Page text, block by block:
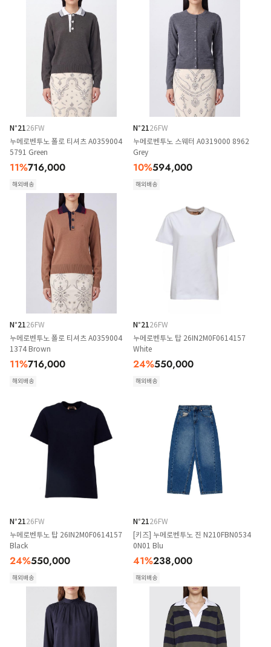
N°2126FW
누메로벤투노 폴로 티셔츠 A0359004
5791 Green
11%716,000
해외배송
N°2126FW
누메로벤투노 스웨터 A0319000 8962
Grey
10%594,000
해외배송
N°2126FW
누메로벤투노 폴로 티셔츠 A0359004
1374 Brown
11%716,000
해외배송
N°2126FW
누메로벤투노 탑 26IN2M0F0614157
White
24%550,000
해외배송
N°2126FW
누메로벤투노 탑 26IN2M0F0614157
Black
24%550,000
해외배송
N°2126FW
[키즈] 누메로벤투노 진 N210FBN0534
0N01 Blu
41%238,000
해외배송